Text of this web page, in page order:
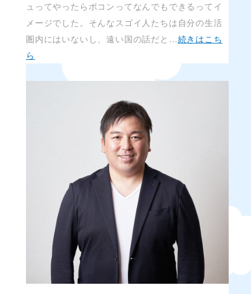
ュってやったらポコンってなんでもできるってイ
メージでした。そんなスゴイ人たちは自分の生活
圏内にはいないし、遠い国の話だと…続きはこち
ら